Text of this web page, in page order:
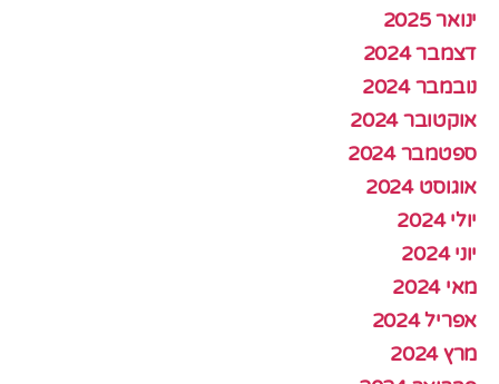
ינואר 2025
דצמבר 2024
נובמבר 2024
אוקטובר 2024
ספטמבר 2024
אוגוסט 2024
יולי 2024
יוני 2024
מאי 2024
אפריל 2024
מרץ 2024